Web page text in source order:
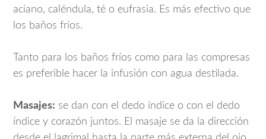
aciano, caléndula, té o eufrasia. Es más efectivo que
los baños fríos.
Tanto para los baños fríos como para las compresas
es preferible hacer la infusión con agua destilada.
Masajes: se dan con el dedo índice o con el dedo
índice y corazón juntos. El masaje se da la dirección